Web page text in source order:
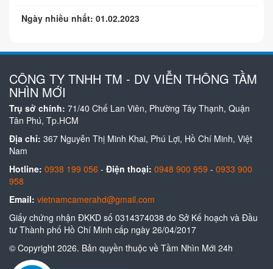
Ngày nhiều nhất: 01.02.2023
CÔNG TY TNHH TM - DV VIỄN THÔNG TẦM
NHÌN MỚI
Trụ sở chính: 71/40 Chế Lan Viên, Phường Tây Thạnh, Quận
Tân Phú, Tp.HCM
Địa chỉ: 367 Nguyễn Thị Minh Khai, Phú Lợi, Hồ Chí Minh, Việt
Nam
Hotline: 0938 199 056 - Điện thoại: 0948 900 959 - 0933 900
958
Email: vietnamcamerahd@gmail.com
Giấy chứng nhận ĐKKD số 0314374038 do Sở Kế hoạch và Đầu
tư Thành phố Hồ Chí Minh cấp ngày 26/04/2017
© Copyright 2026. Bản quyền thuộc về Tầm Nhìn Mới 24h